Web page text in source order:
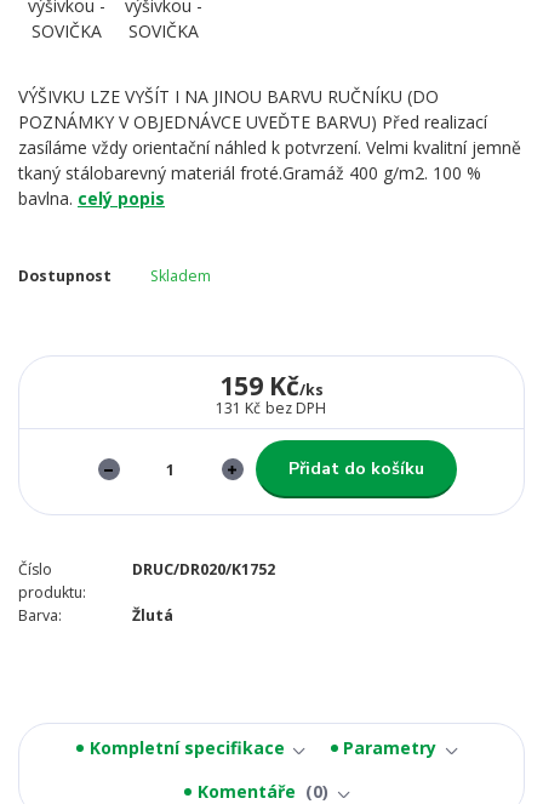
VÝŠIVKU LZE VYŠÍT I NA JINOU BARVU RUČNÍKU (DO
POZNÁMKY V OBJEDNÁVCE UVEĎTE BARVU) Před realizací
zasíláme vždy orientační náhled k potvrzení. Velmi kvalitní jemně
tkaný stálobarevný materiál froté.Gramáž 400 g/m2. 100 %
bavlna. celý popis
Dostupnost Skladem
159 Kč/ks
131 Kč bez DPH
Přidat do košíku
Číslo
produktu:
DRUC/DR020/K1752
Barva: Žlutá
Kompletní specifikace
Parametry
Komentáře
0